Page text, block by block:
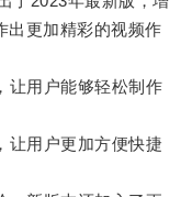
出更加精彩的视频作
用户能够轻松制作
用户更加方便快捷